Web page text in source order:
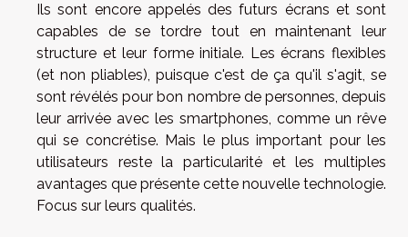
Ils sont encore appelés des futurs écrans et sont
capables de se tordre tout en maintenant leur
structure et leur forme initiale. Les écrans flexibles
(et non pliables), puisque c'est de ça qu'il s'agit, se
sont révélés pour bon nombre de personnes, depuis
leur arrivée avec les smartphones, comme un rêve
qui se concrétise. Mais le plus important pour les
utilisateurs reste la particularité et les multiples
avantages que présente cette nouvelle technologie.
Focus sur leurs qualités.